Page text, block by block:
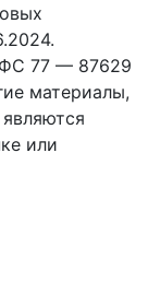
77 — 87629
материалы,
или